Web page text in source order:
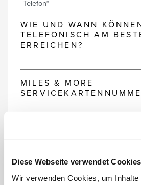
Diese Webseite verwendet Cookies
Wir verwenden Cookies, um Inhalte
WIE UND WANN
TELEFONISCH AM
ERREICHEN?
MILES & MORE